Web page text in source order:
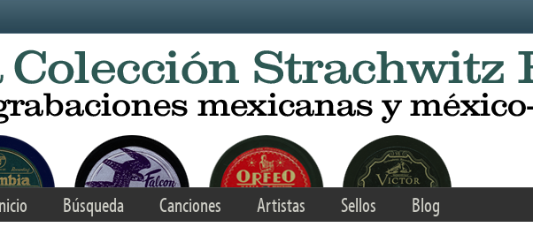
Búsqueda Canciones Artistas Sellos Blog